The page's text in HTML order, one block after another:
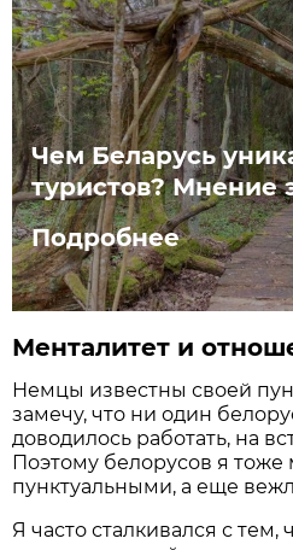
Чем Беларусь
туристов? Мнение
Подробнее
Менталитет и
Немцы известны своей
замечу, что ни один
доводилось работать, на
Поэтому белорусов я тоже
пунктуальными, а еще
Я часто сталкивался с